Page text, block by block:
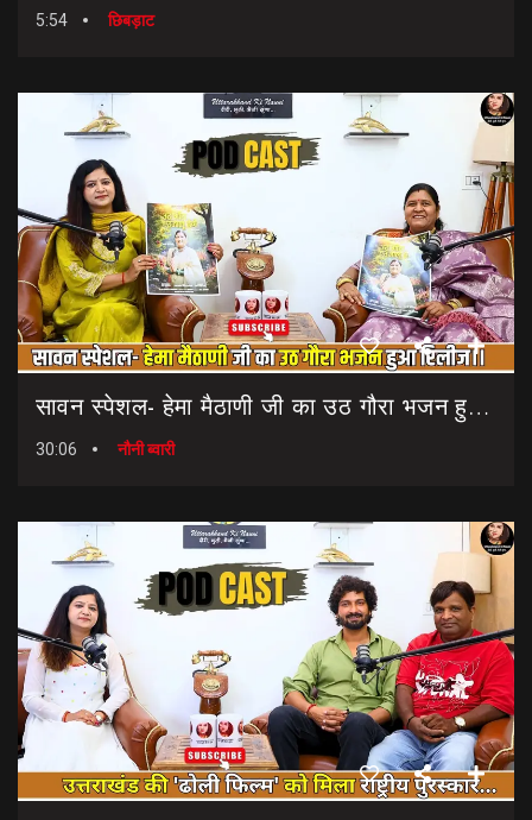
5:54 छिबड़ाट
सावन स्पेशल- हेमा मैठाणी जी का उठ गौरा भजन हुआ रिलीज।। Sawan Special Bhajan || Uth Gaura Bhajan
30:06 नौनी ब्वारी